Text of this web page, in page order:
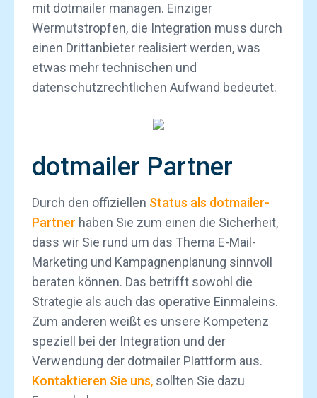
mit dotmailer managen. Einziger
Wermutstropfen, die Integration muss durch
einen Drittanbieter realisiert werden, was
etwas mehr technischen und
datenschutzrechtlichen Aufwand bedeutet.
dotmailer Partner
Durch den offiziellen Status als dotmailer-
Partner haben Sie zum einen die Sicherheit,
dass wir Sie rund um das Thema E-Mail-
Marketing und Kampagnenplanung sinnvoll
beraten können. Das betrifft sowohl die
Strategie als auch das operative Einmaleins.
Zum anderen weißt es unsere Kompetenz
speziell bei der Integration und der
Verwendung der dotmailer Plattform aus.
Kontaktieren Sie uns, sollten Sie dazu